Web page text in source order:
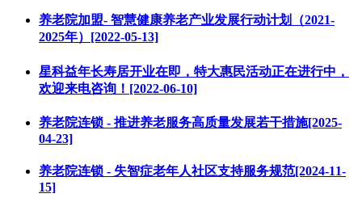
养老院加盟- 智慧健康养老产业发展行动计划（2021-
2025年）[2022-05-13]
星科益年长寿居开业在即，特大惠民活动正在进行中，
欢迎来电咨询！[2022-06-10]
养老院连锁 - 推进养老服务高质量发展若干措施[2025-
04-23]
养老院连锁 - 失智症老年人社区支持服务规范[2024-11-
15]